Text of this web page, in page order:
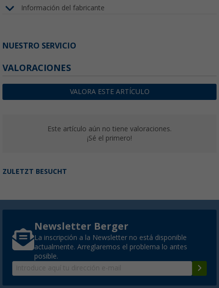
Información del fabricante
NUESTRO SERVICIO
VALORACIONES
VALORA ESTE ARTÍCULO
Este artículo aún no tiene valoraciones.
¡Sé el primero!
ZULETZT BESUCHT
Newsletter Berger
La inscripción a la Newsletter no está disponible
actualmente. Arreglaremos el problema lo antes
posible.